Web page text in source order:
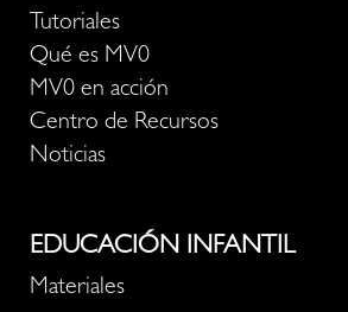
Tutoriales
Qué es MV0
MV0 en acción
Centro de Recursos
Noticias
EDUCACIÓN INFANTIL
Materiales